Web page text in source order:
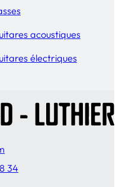
34
acoustiques
électriques